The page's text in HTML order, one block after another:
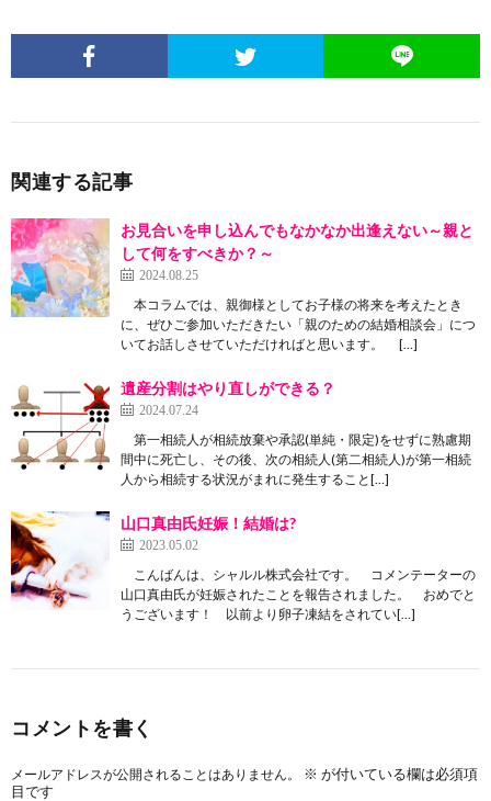
関連する記事
お見合いを申し込んでもなかなか出逢えない～親と
して何をすべきか？～
2024.08.25
本コラムでは、親御様としてお子様の将来を考えたとき
に、ぜひご参加いただきたい「親のための結婚相談会」につ
いてお話しさせていただければと思います。 […]
遺産分割はやり直しができる？
2024.07.24
第一相続人が相続放棄や承認(単純・限定)をせずに熟慮期
間中に死亡し、その後、次の相続人(第二相続人)が第一相続
人から相続する状況がまれに発生すること[…]
山口真由氏妊娠！結婚は?
2023.05.02
こんばんは、シャルル株式会社です。 コメンテーターの
山口真由氏が妊娠されたことを報告されました。 おめでと
うございます！ 以前より卵子凍結をされてい[…]
コメントを書く
メールアドレスが公開されることはありません。 ※ が付いている欄は必須項
目です